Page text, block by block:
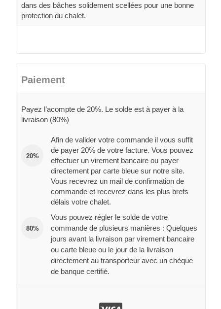
dans des bâches solidement scellées pour une bonne
protection du chalet.
Paiement
Payez l’acompte de 20%. Le solde est à payer à la
livraison (80%)
20%
Afin de valider votre commande il vous suffit
de payer 20% de votre facture. Vous pouvez
effectuer un virement bancaire ou payer
directement par carte bleue sur notre site.
Vous recevrez un mail de confirmation de
commande et recevrez dans les plus brefs
délais votre chalet.
80%
Vous pouvez régler le solde de votre
commande de plusieurs manières : Quelques
jours avant la livraison par virement bancaire
ou carte bleue ou le jour de la livraison
directement au transporteur avec un chèque
de banque certifié.